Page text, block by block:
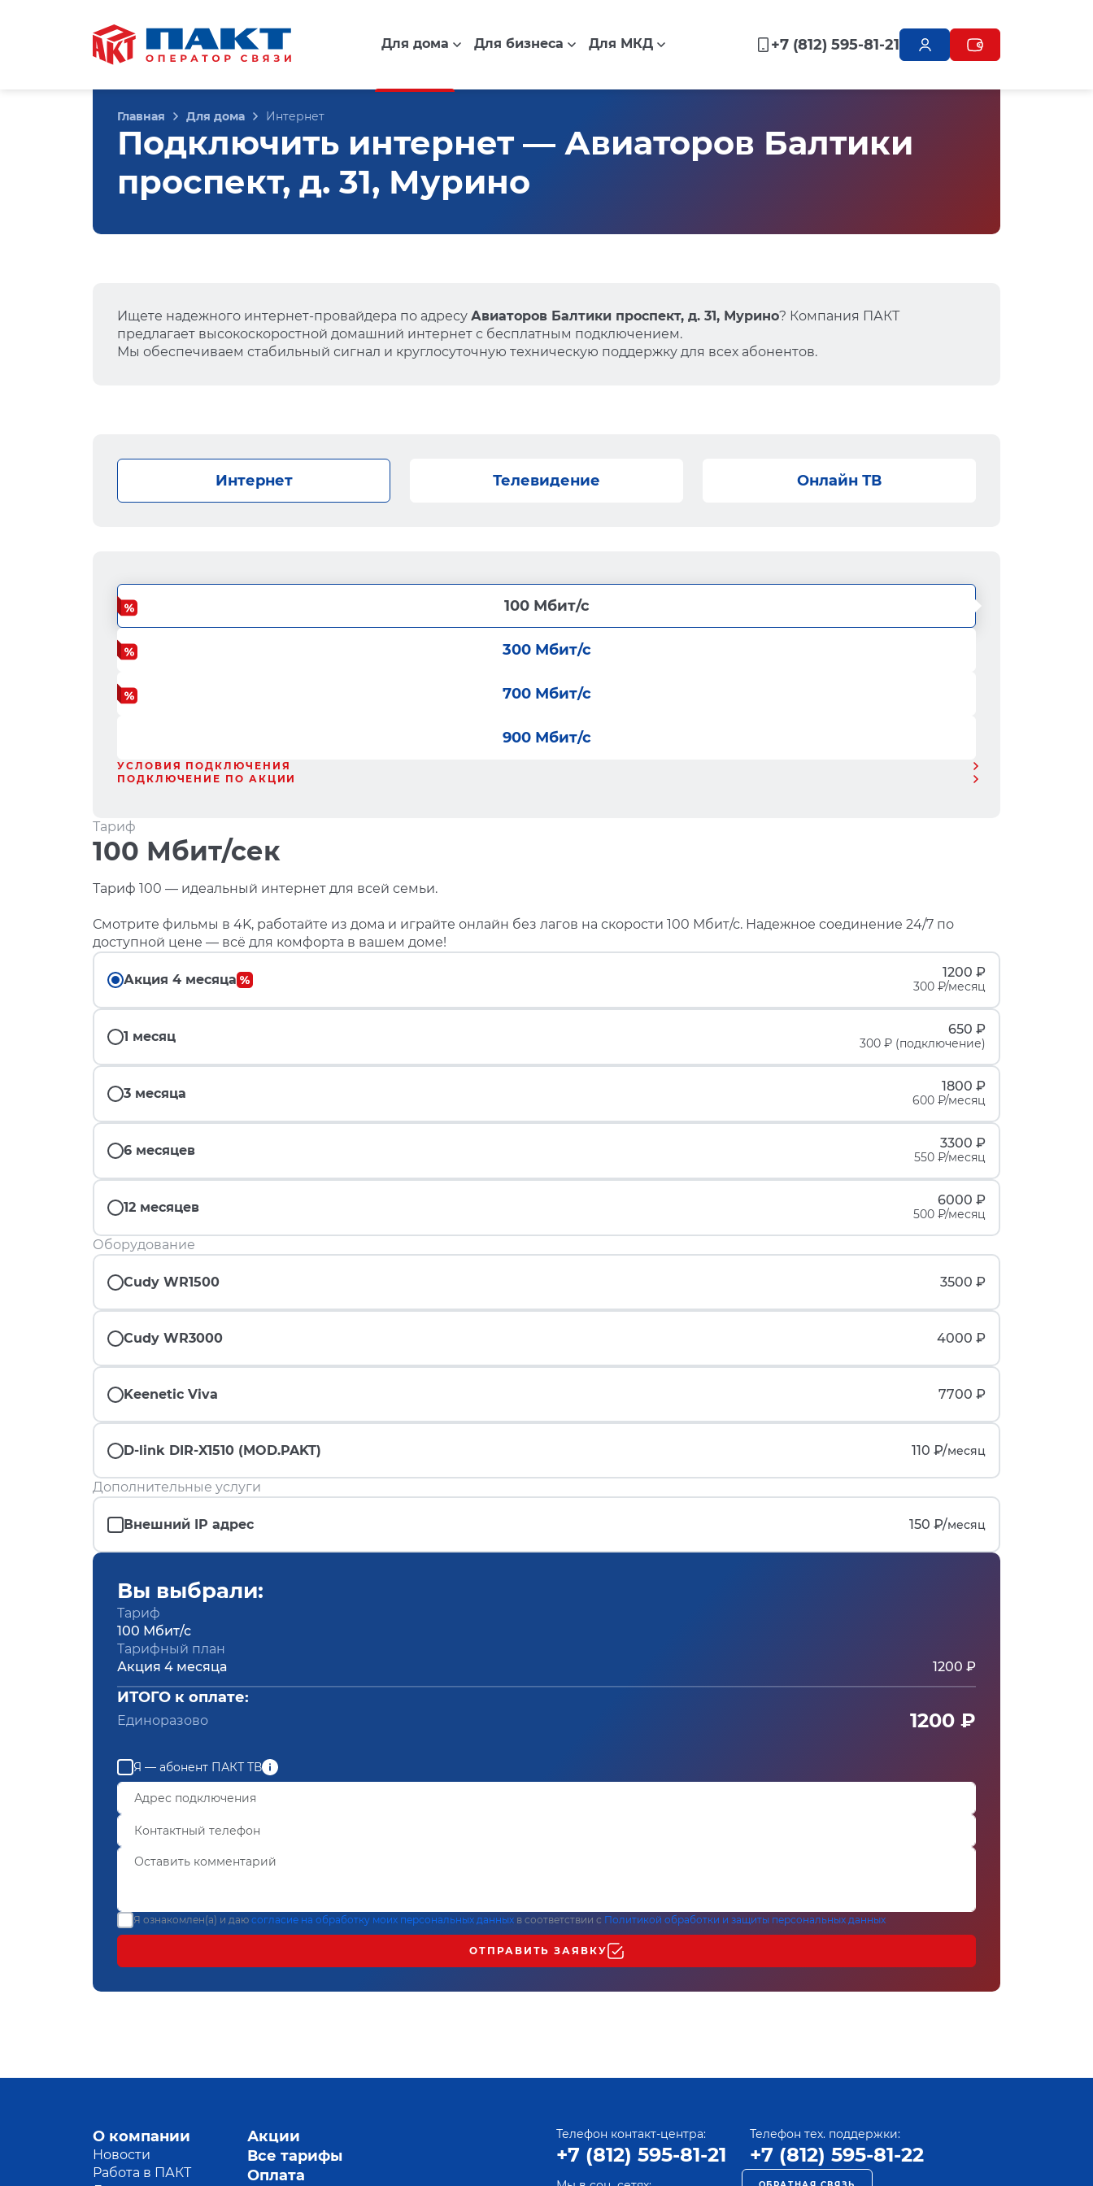
Для дома Для бизнеса Для МКД +7 (812) 595-81-21
Главная Для дома Интернет
Подключить интернет — Авиаторов Балтики
проспект, д. 31, Мурино
Ищете надежного интернет-провайдера по адресу Авиаторов Балтики проспект, д. 31, Мурино? Компания ПАКТ
предлагает высокоскоростной домашний интернет с бесплатным подключением.
Мы обеспечиваем стабильный сигнал и круглосуточную техническую поддержку для всех абонентов.
Интернет Телевидение Онлайн ТВ
100 Мбит/с
300 Мбит/с
700 Мбит/с
900 Мбит/с
УСЛОВИЯ ПОДКЛЮЧЕНИЯ
ПОДКЛЮЧЕНИЕ ПО АКЦИИ
Тариф
100 Мбит/сек
Тариф 100 — идеальный интернет для всей семьи.
Смотрите фильмы в 4K, работайте из дома и играйте онлайн без лагов на скорости 100 Мбит/с. Надежное соединение 24/7 по
доступной цене — всё для комфорта в вашем доме!
Акция 4 месяца 1200 ₽
300 ₽/месяц
1 месяц 650 ₽
300 ₽ (подключение)
3 месяца 1800 ₽
600 ₽/месяц
6 месяцев 3300 ₽
550 ₽/месяц
12 месяцев 6000 ₽
500 ₽/месяц
Оборудование
Cudy WR1500 3500 ₽
Cudy WR3000 4000 ₽
Keenetic Viva 7700 ₽
D-link DIR-X1510 (MOD.PAKT) 110 ₽/месяц
Дополнительные услуги
Внешний IP адрес 150 ₽/месяц
Вы выбрали:
Тариф
100 Мбит/с
Тарифный план
Акция 4 месяца
1200 ₽
ИТОГО к оплате:
Единоразово 1200 ₽
Я — абонент ПАКТ ТВ
Я ознакомлен(а) и даю согласие на обработку моих персональных данных в соответствии с Политикой обработки и защиты персональных данных
ОТПРАВИТЬ ЗАЯВКУ
О компании
Новости
Работа в ПАКТ
Акции
Все тарифы
Оплата
Телефон контакт-центра:
+7 (812) 595-81-21
Телефон тех. поддержки:
+7 (812) 595-81-22